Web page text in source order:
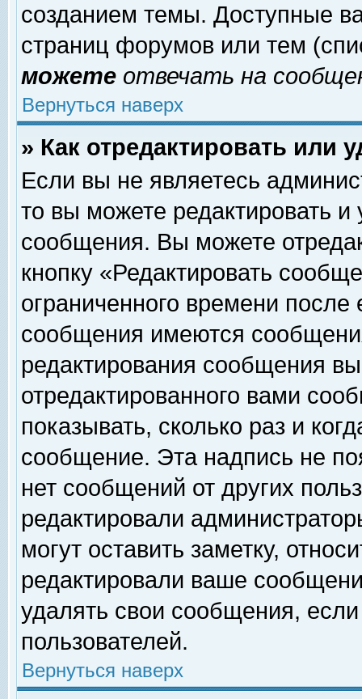
созданием темы. Доступные
страниц форумов или тем
можете отвечать на
Вернуться наверх
» Как отредактировать или
Если вы не являетесь
то вы можете редактировать и
сообщения. Вы можете
кнопку «Редактировать
ограниченного времени
сообщения имеются
редактирования сообщения
отредактированного вами
показывать, сколько раз и
сообщение. Эта надпись не
нет сообщений от других
редактировали
могут оставить заметку,
редактировали ваше
удалять свои сообщения,
пользователей.
Вернуться наверх